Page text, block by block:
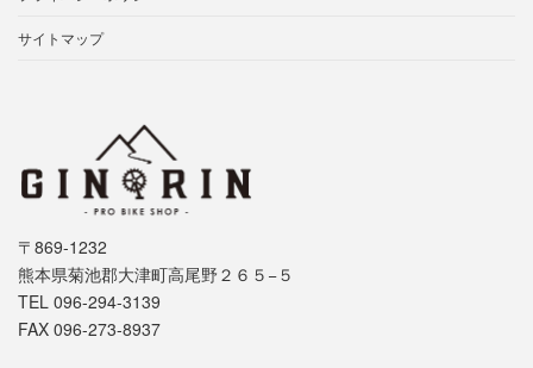
サイトマップ
〒869-1232
熊本県菊池郡大津町高尾野２６５−５
TEL 096-294-3139
FAX 096-273-8937